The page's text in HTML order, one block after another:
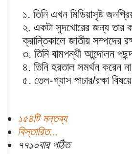
১. তিনি এখন মিডিয়াসৃষ্ট
২. একটা সুদখোরের জন্য তার
ক্রান্তিকালে জাতীয় সম্পদের
৩. তিনি বামপন্থী আন্দোলন
৪. তিনি হরতাল সমর্থন করেন
৫. তেল-গ্যাস পাচার/রক্ষা
১৫৪টি মন্তব্য
বিস্তারিত...
৭৭১০বার পঠিত